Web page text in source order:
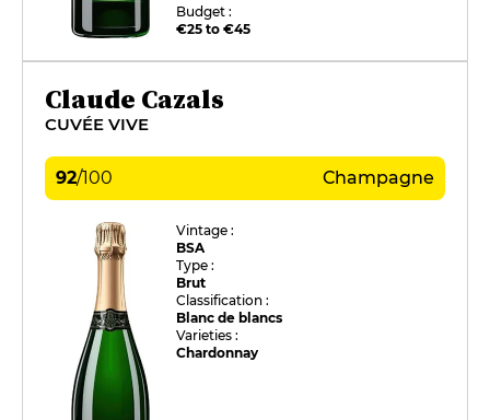
Budget :
€25 to €45
Claude Cazals
CUVÉE VIVE
92/100 Champagne
Vintage :
BSA
Type :
Brut
Classification :
Blanc de blancs
Varieties :
Chardonnay